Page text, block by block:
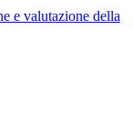
e valutazione della